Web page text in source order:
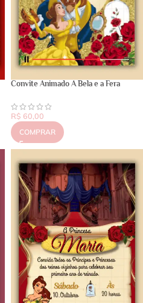
Convite Animado A Bela e a Fera
R$ 60,00
COMPRAR